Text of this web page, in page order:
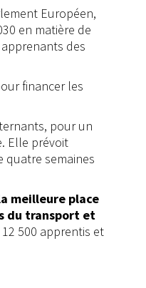
Européen,
en matière de
des
financer les
pour un
Elle prévoit
quatre semaines
meilleure place
du transport et
500 apprentis et